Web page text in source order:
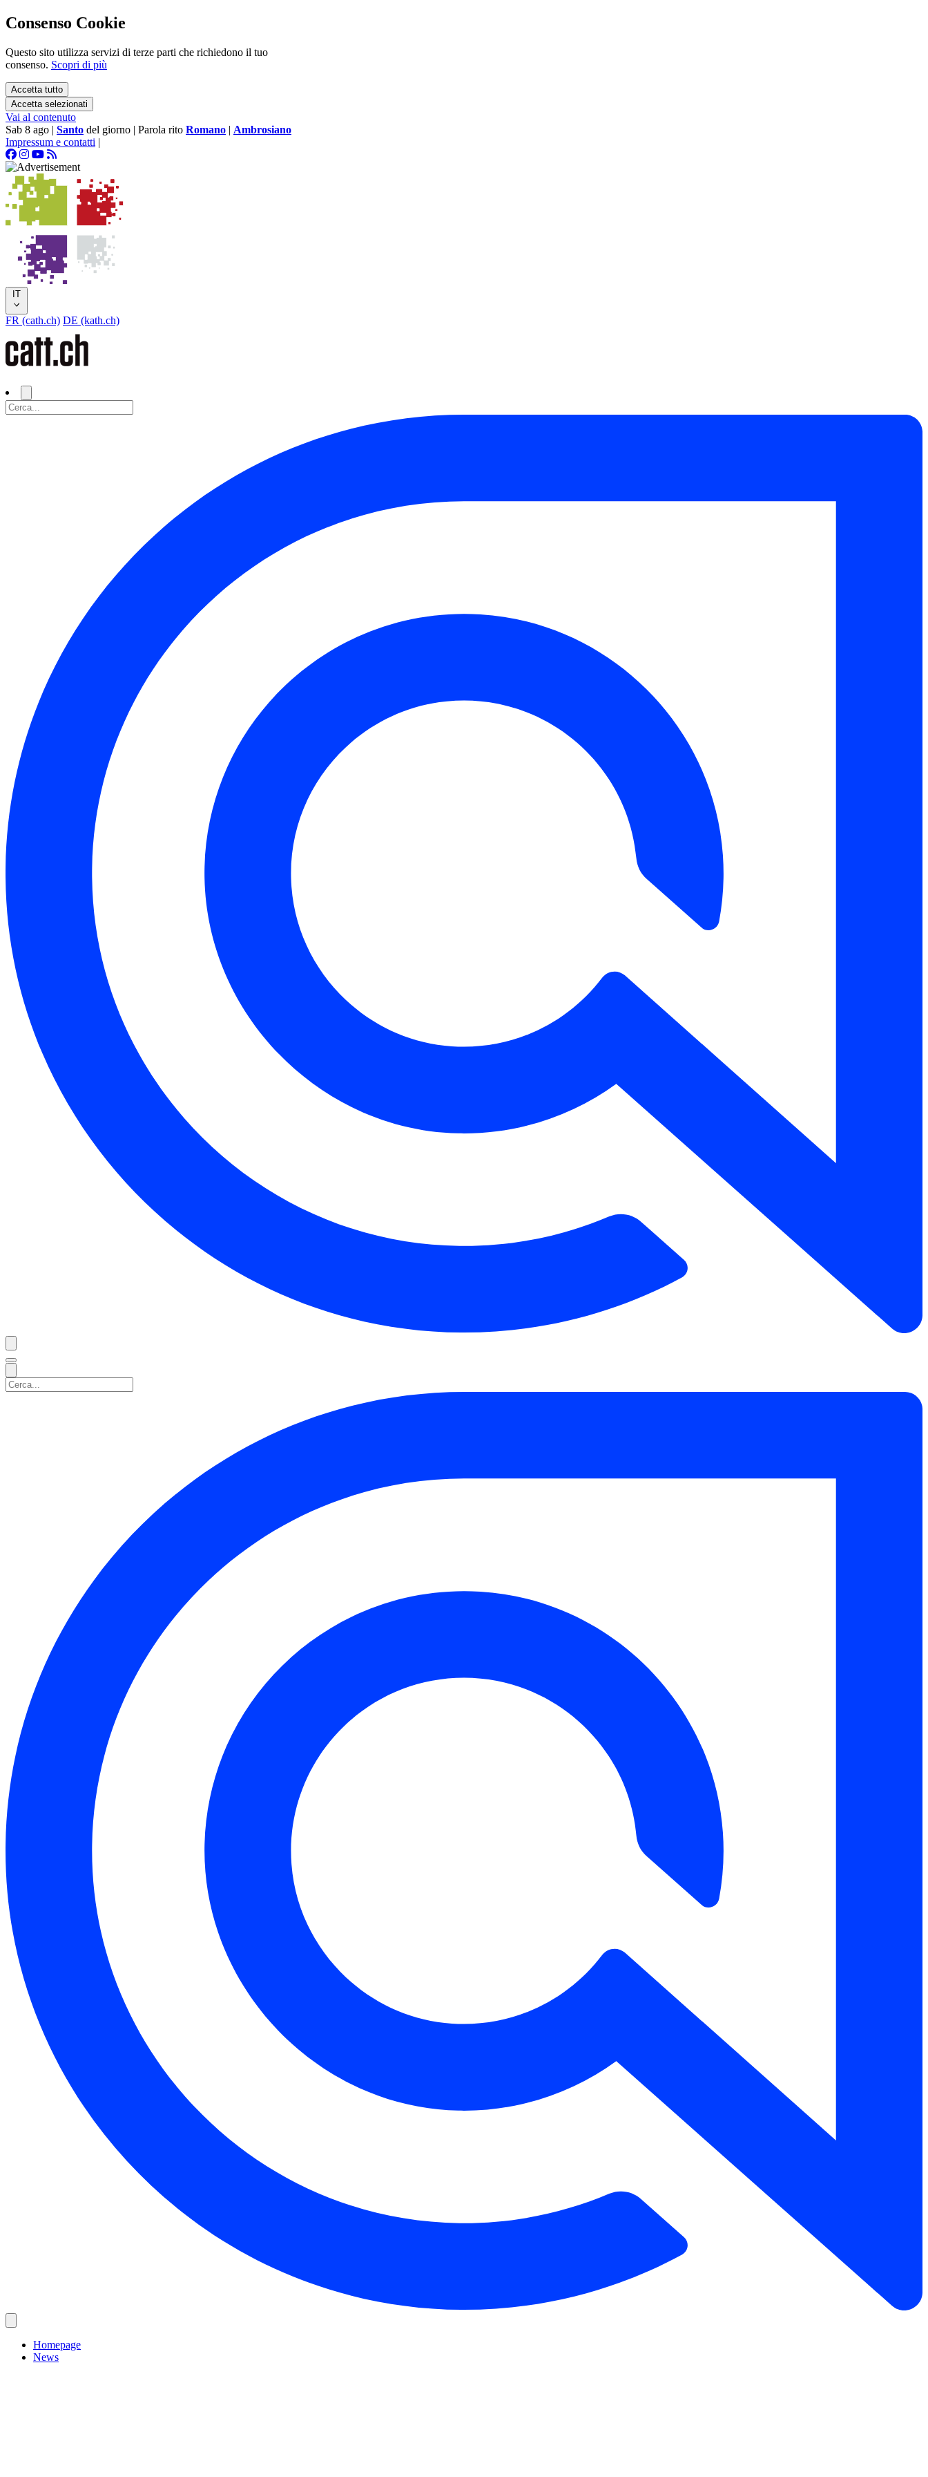
Consenso Cookie
Questo sito utilizza servizi di terze parti che richiedono il tuo
consenso. Scopri di più
Accetta tutto
Accetta selezionati
Vai al contenuto
Sab 8 ago | Santo del giorno | Parola rito Romano | Ambrosiano
Impressum e contatti |
IT
FR (cath.ch) DE (kath.ch)
Homepage
News